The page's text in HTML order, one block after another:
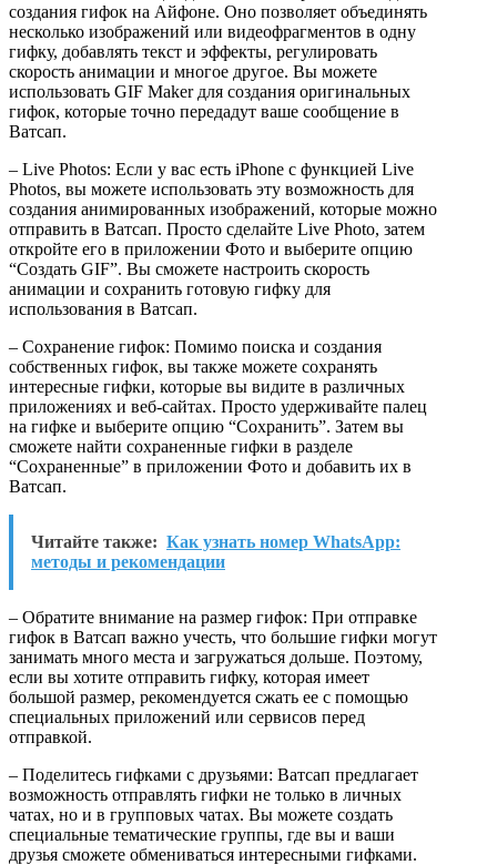
создания гифок на Айфоне. Оно позволяет объединять
несколько изображений или видеофрагментов в одну
гифку, добавлять текст и эффекты, регулировать
скорость анимации и многое другое. Вы можете
использовать GIF Maker для создания оригинальных
гифок, которые точно передадут ваше сообщение в
Ватсап.
– Live Photos: Если у вас есть iPhone с функцией Live
Photos, вы можете использовать эту возможность для
создания анимированных изображений, которые можно
отправить в Ватсап. Просто сделайте Live Photo, затем
откройте его в приложении Фото и выберите опцию
“Создать GIF”. Вы сможете настроить скорость
анимации и сохранить готовую гифку для
использования в Ватсап.
– Сохранение гифок: Помимо поиска и создания
собственных гифок, вы также можете сохранять
интересные гифки, которые вы видите в различных
приложениях и веб-сайтах. Просто удерживайте палец
на гифке и выберите опцию “Сохранить”. Затем вы
сможете найти сохраненные гифки в разделе
“Сохраненные” в приложении Фото и добавить их в
Ватсап.
Читайте также: Как узнать номер WhatsApp:
методы и рекомендации
– Обратите внимание на размер гифок: При отправке
гифок в Ватсап важно учесть, что большие гифки могут
занимать много места и загружаться дольше. Поэтому,
если вы хотите отправить гифку, которая имеет
большой размер, рекомендуется сжать ее с помощью
специальных приложений или сервисов перед
отправкой.
– Поделитесь гифками с друзьями: Ватсап предлагает
возможность отправлять гифки не только в личных
чатах, но и в групповых чатах. Вы можете создать
специальные тематические группы, где вы и ваши
друзья сможете обмениваться интересными гифками.